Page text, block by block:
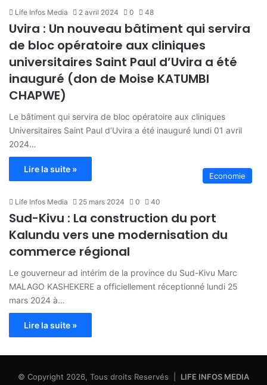
Life Infos Media 2 avril 2024 0 48
Uvira : Un nouveau bâtiment qui servira
de bloc opératoire aux cliniques
universitaires Saint Paul d’Uvira a été
inauguré (don de Moise KATUMBI
CHAPWE)
Le bâtiment qui servira de bloc opératoire aux cliniques
Universitaires Saint Paul d’Uvira a été inauguré lundi 01 avril
2024…
Lire la suite »
Economie
Life Infos Media 25 mars 2024 0 40
Sud-Kivu : La construction du port
Kalundu vers une modernisation du
commerce régional
Le gouverneur ad intérim de la province du Sud-Kivu Marc
MALAGO KASHEKERE a officiellement réceptionné lundi 25
mars 2024 à…
Lire la suite »
© Copyright 2026, Tous droits Reservés | LIFE INFOS MEDIA